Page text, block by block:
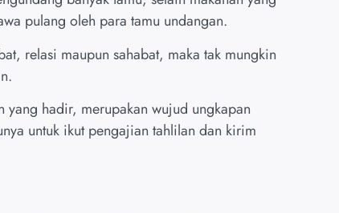
pulang oleh para tamu undangan.
relasi maupun sahabat, maka tak mungkin
hadir, merupakan wujud ungkapan
untuk ikut pengajian tahlilan dan kirim